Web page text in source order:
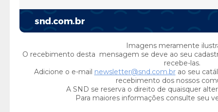
Imagens meramente
O recebimento desta mensagem se deve ao seu
recebe-las.
Adicione o e-mail newsletter@snd.com.brao seu
recebimento dos nossos
A SND se reserva o direito de quaisquer
Para maiores informações consulte seu